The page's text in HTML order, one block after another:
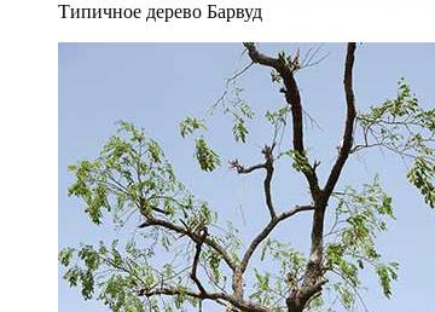
Типичное дерево Барвуд